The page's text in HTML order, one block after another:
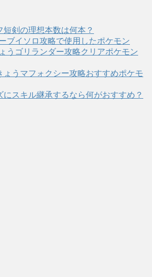
短剣の理想本数は何本？
ブイソロ攻略で使用したポケモン
うゴリランダー攻略クリアポケモン
ょうマフォクシー攻略おすすめポケモ
にスキル継承するなら何がおすすめ？